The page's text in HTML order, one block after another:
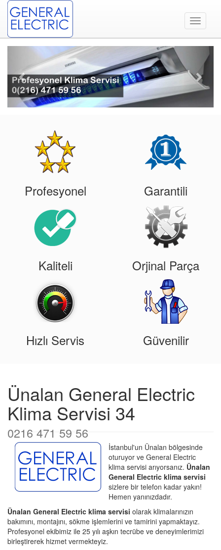
Toggle
Previous Next
Profesyonel Garantili
Kaliteli Orjinal Parça
Hızlı Servis Güvenilir
Ünalan General Electric
Klima Servisi 34
0216 471 59 56
İstanbul'un Ünalan bölgesinde
oturuyor ve General Electric
klima servisi arıyorsanız. Ünalan
General Electric klima servisi
sizlere bir telefon kadar yakın!
Hemen yanınızdadır.
Ünalan General Electric klima servisi olarak klimalarınızın
bakımını, montajını, sökme işlemlerini ve tamirini yapmaktayız.
Profesyonel ekibimiz ile 25 yılı aşkın tecrübe ve deneyimlerimizi
birleştirerek hizmet vermekteyiz.